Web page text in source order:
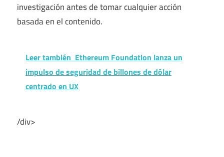
investigación antes de tomar cualquier acción
basada en el contenido.
Leer también Ethereum Foundation lanza un
impulso de seguridad de billones de dólar
centrado en UX
/div>